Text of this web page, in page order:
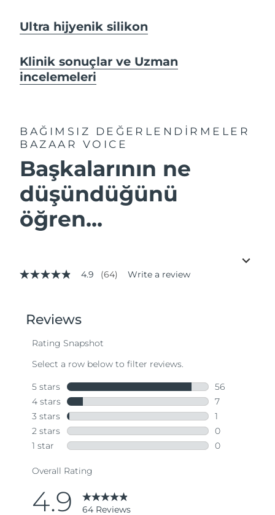
Ultra hijyenik silikon
Klinik sonuçlar ve Uzman
incelemeleri
BAĞIMSIZ DEĞERLENDİRMELER
BAZAAR VOICE
Başkalarının ne
düşündüğünü
öğren...
4.9
stars,
average
value.
Same
page
link.
4.9 (64) Write a review